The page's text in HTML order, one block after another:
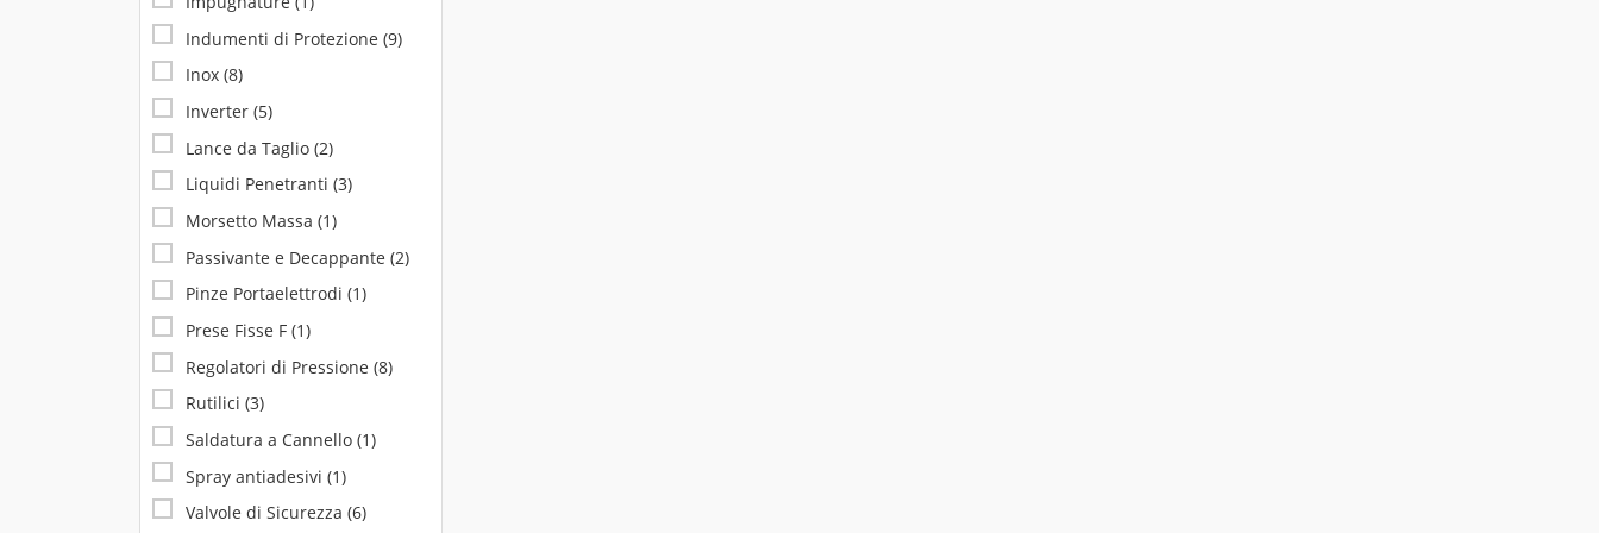
Indumenti di Protezione (9)
Inox (8)
Inverter (5)
Lance da Taglio (2)
Liquidi Penetranti (3)
Morsetto Massa (1)
Passivante e Decappante (2)
Pinze Portaelettrodi (1)
Prese Fisse F (1)
Regolatori di Pressione (8)
Rutilici (3)
Saldatura a Cannello (1)
Spray antiadesivi (1)
Valvole di Sicurezza (6)